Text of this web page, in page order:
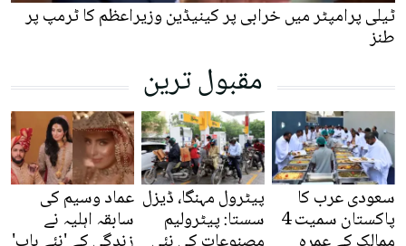
ٹیلی پرامپٹر میں خرابی پر کینیڈین وزیراعظم کا ٹرمپ پر
طنز
مقبول ترین
سعودی عرب کا
پاکستان سمیت 4
پیٹرول مہنگا، ڈیزل
سستا: پیٹرولیم
عماد وسیم کی
سابقہ اہلیہ نے